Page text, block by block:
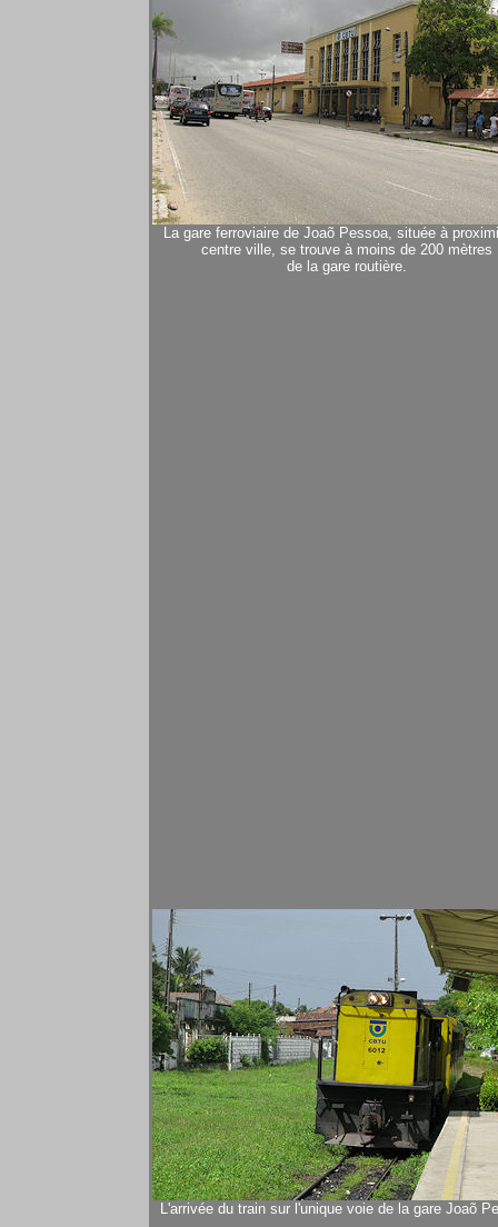
La gare ferroviaire de Joaõ Pessoa, située à
centre ville, se trouve à moins de 200 mètres
de la gare routière.
L'arrivée du train sur l'unique voie de la gare Joaõ